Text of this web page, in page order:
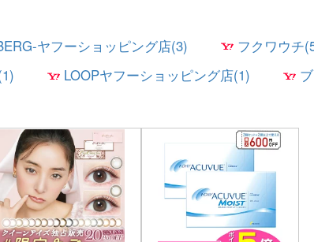
ヤフーショッピング店(3) フクワウチ
LOOPヤフーショッピング店(1)